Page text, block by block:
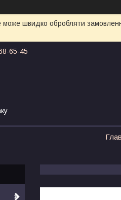
може швидко обробляти
65-45